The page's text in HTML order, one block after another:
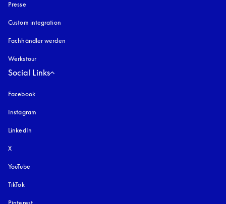
Presse
Custom integration
Fachhändler werden
Werkstour
Social Links
Facebook
Instagram
LinkedIn
X
YouTube
TikTok